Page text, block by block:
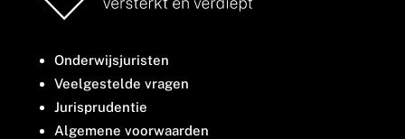
Onderwijsjuristen
Veelgestelde vragen
Jurisprudentie
Algemene voorwaarden